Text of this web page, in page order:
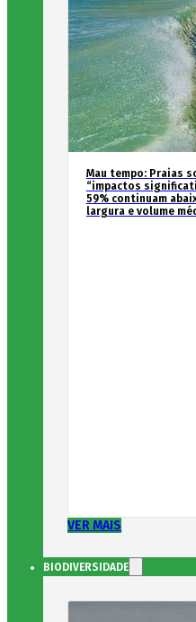
Mau tempo: Praias
“impactos
59% continuam
largura e volume
VER MAIS
BIODIVERSIDADE